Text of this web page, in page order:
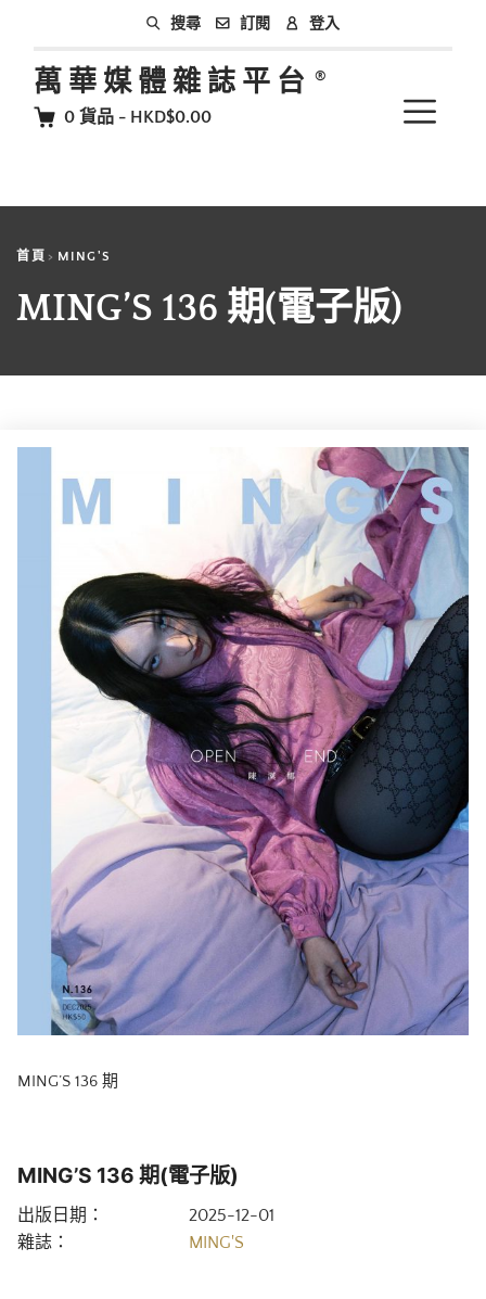
搜尋 訂閱 登入
萬華媒體雜誌平台
0 貨品 - HKD$0.00
首頁 MING'S
MING’S 136 期(電子版)
MING’S 136 期
MING’S 136 期(電子版)
出版日期：
2025-12-01
雜誌：
MING'S